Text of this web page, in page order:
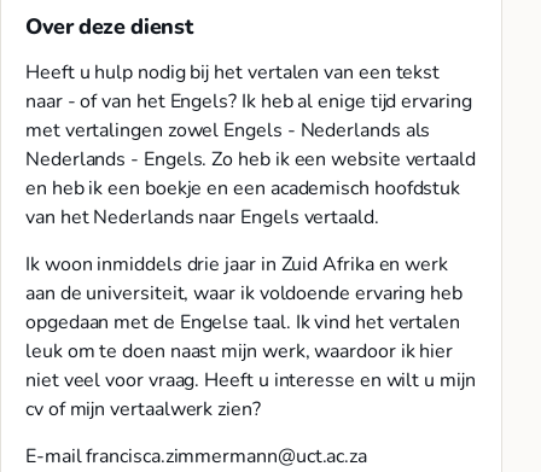
Over deze dienst
Heeft u hulp nodig bij het vertalen van een tekst
naar - of van het Engels? Ik heb al enige tijd ervaring
met vertalingen zowel Engels - Nederlands als
Nederlands - Engels. Zo heb ik een website vertaald
en heb ik een boekje en een academisch hoofdstuk
van het Nederlands naar Engels vertaald.
Ik woon inmiddels drie jaar in Zuid Afrika en werk
aan de universiteit, waar ik voldoende ervaring heb
opgedaan met de Engelse taal. Ik vind het vertalen
leuk om te doen naast mijn werk, waardoor ik hier
niet veel voor vraag. Heeft u interesse en wilt u mijn
cv of mijn vertaalwerk zien?
E-mailfrancisca.zimmermann@uct.ac.za